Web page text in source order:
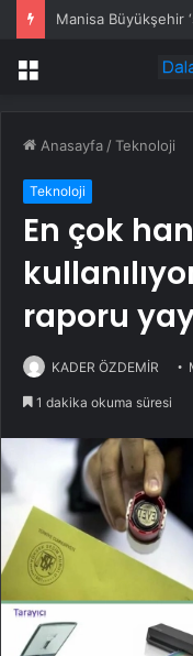
Manisa Büyükşehir
Menü
Anasayfa /Teknoloji
Teknoloji
En çok
raporu
KADER ÖZDEMİR
1 dakika okuma süresi